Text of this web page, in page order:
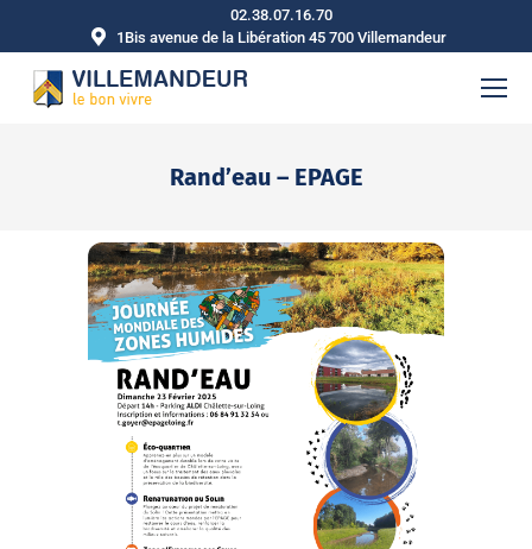
02.38.07.16.70
1Bis avenue de la Libération 45 700 Villemandeur
Rand’eau – EPAGE